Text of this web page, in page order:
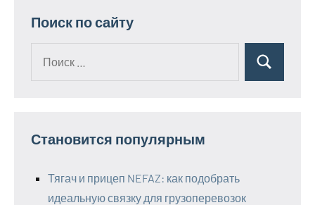
Поиск по сайту
Поиск
Становится популярным
Тягач и прицеп NEFAZ: как подобрать
идеальную связку для грузоперевозок